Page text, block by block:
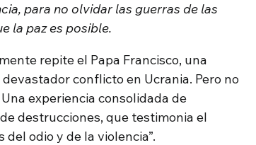
para no olvidar las guerras de las
la paz es posible.
repite el Papa Francisco, una
conflicto en Ucrania. Pero no
experiencia consolidada de
destrucciones, que testimonia el
odio y de la violencia”.